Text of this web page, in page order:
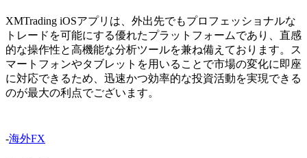
XMTrading iOSアプリは、外出先でもプロフェッショナルな
トレードを可能にする優れたプラットフォームであり、直感
的な操作性と高機能な分析ツールを兼ね備えております。ス
マートフォンやタブレットを用いることで市場の変化に即座
に対応できるため、迅速かつ効率的な投資活動を実現できる
のが最大の利点でございます。
-海外FX